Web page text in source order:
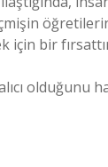
için bir
olduğunu